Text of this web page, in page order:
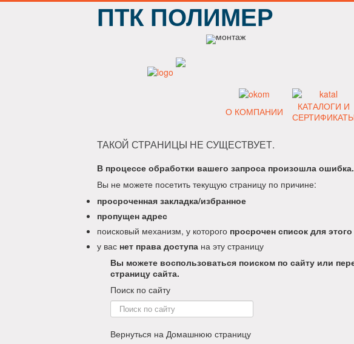
ПТК ПОЛИМЕР
О КОМПАНИИ
КАТАЛОГИ И
ТАКОЙ СТРАНИЦЫ НЕ СУЩЕСТВУЕТ.
В процессе обработки вашего запроса произошла ошибка.
Вы не можете посетить текущую страницу по причине:
просроченная закладка/избранное
пропущен адрес
поисковый механизм, у которого просрочен список для
у вас нет права доступа на эту страницу
Вы можете воспользоваться поиском по сайту или
страницу сайта.
Поиск по сайту
Поиск
по
Вернуться на Домашнюю страницу